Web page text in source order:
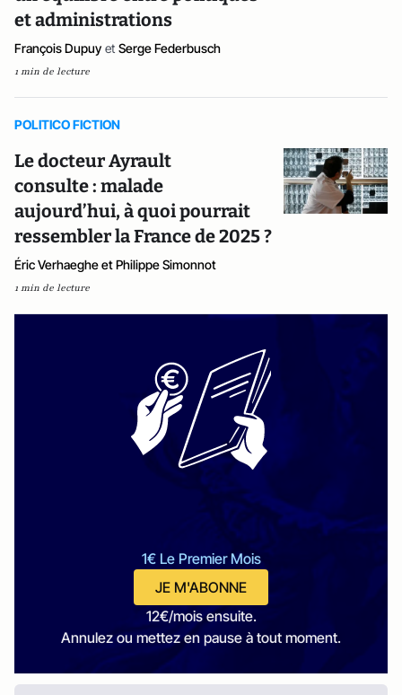
et administrations
François Dupuy et Serge Federbusch
1 min de lecture
POLITICO FICTION
Le docteur Ayrault
consulte : malade
aujourd’hui, à quoi pourrait
ressembler la France de 2025 ?
Éric Verhaeghe et Philippe Simonnot
1 min de lecture
1€ Le Premier Mois
JE M'ABONNE
12€/mois ensuite.
Annulez ou mettez en pause à tout moment.